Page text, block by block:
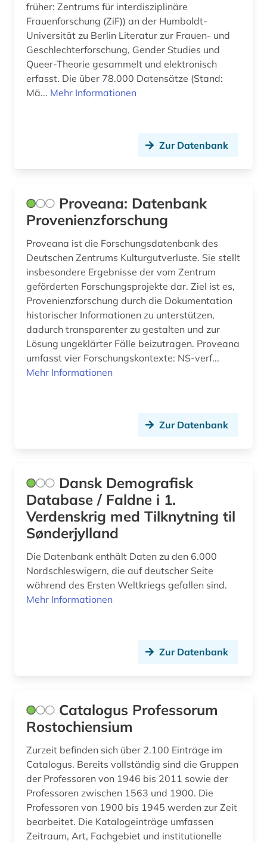
gmbh-gesetz (1)
goebbels, joseph | politiker; journalist (1)
graue literatur (1)
handbuch (1)
warnemünde-wustrow (1)
internationale politik (2)
judenverfolgung (1)
jugendkultur (1)
kalkulation (1)
kommentar (1)
kommunismus (1)
konfiskation (1)
kultur (3)
kunstraub (1)
landesarchiv thüringen - staatsarchiv gotha
(1)
landeskunde (1)
lebensmittelrecht (1)
früher: Zentrums für interdisziplinäre
Frauenforschung (ZiF)) an der Humboldt-
Universität zu Berlin Literatur zur Frauen- und
Geschlechterforschung, Gender Studies und
Queer-Theorie gesammelt und elektronisch
erfasst. Die über 78.000 Datensätze (Stand:
Mä... Mehr Informationen
Zur Datenbank
Proveana: Datenbank
Provenienzforschung
Proveana ist die Forschungsdatenbank des
Deutschen Zentrums Kulturgutverluste. Sie stellt
insbesondere Ergebnisse der vom Zentrum
geförderten Forschungsprojekte dar. Ziel ist es,
Provenienzforschung durch die Dokumentation
historischer Informationen zu unterstützen,
dadurch transparenter zu gestalten und zur
Lösung ungeklärter Fälle beizutragen. Proveana
umfasst vier Forschungskontexte: NS-verf...
Mehr Informationen
Zur Datenbank
Dansk Demografisk
Database / Faldne i 1.
Verdenskrig med Tilknytning til
Sønderjylland
Die Datenbank enthält Daten zu den 6.000
Nordschleswigern, die auf deutscher Seite
während des Ersten Weltkriegs gefallen sind.
Mehr Informationen
Zur Datenbank
Catalogus Professorum
Rostochiensium
Zurzeit befinden sich über 2.100 Einträge im
Catalogus. Bereits vollständig sind die Gruppen
der Professoren von 1946 bis 2011 sowie der
Professoren zwischen 1563 und 1900. Die
Professoren von 1900 bis 1945 werden zur Zeit
bearbeitet. Die Katalogeinträge umfassen
Zeitraum, Art, Fachgebiet und institutionelle